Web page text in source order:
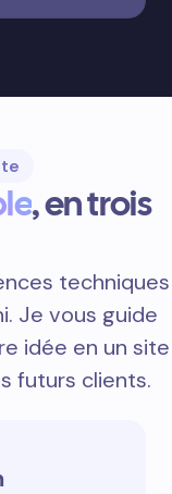
, en trois
techniques
Je vous guide
idée en un site
futurs clients.